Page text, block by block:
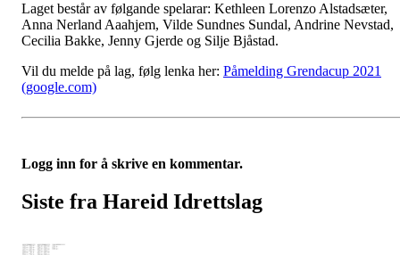
Laget består av følgande spelarar: Kethleen Lorenzo Alstadsæter,
Anna Nerland Aaahjem, Vilde Sundnes Sundal, Andrine Nevstad,
Cecilia Bakke, Jenny Gjerde og Silje Bjåstad.
Vil du melde på lag, følg lenka her: Påmelding Grendacup 2021
(google.com)
Logg inn for å skrive en kommentar.
Siste fra Hareid Idrettslag